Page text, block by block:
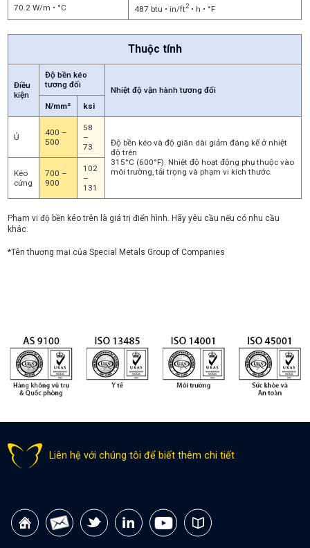
70.2 W/m • °C 487 btu • in/ft2• h • °F
Thuộc tính
Điều
kiện
Độ bền kéo
tương đối
Nhiệt độ vận hành tương đối
N/mm²
ksi
Ủ
400 –
500
58
–
73
Độ bền kéo và độ giãn dài giảm đáng kể ở nhiệt
độ trên
315°C (600°F). Nhiệt độ hoạt động phụ thuộc vào
môi trường, tải trọng và phạm vi kích thước.
Kéo
cứng
700 –
900
102
–
131
Phạm vi độ bền kéo trên là giá trị điển hình. Hãy yêu cầu nếu có nhu cầu
khác.
*Tên thương mại của Special Metals Group of Companies
Liên hệ với chúng tôi để biết thêm chi tiết